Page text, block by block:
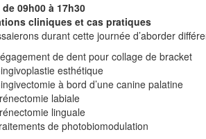
09h00 à 17h30
cliniques et cas pratiques
durant cette journée d’aborder
de dent pour collage de bracket
esthétique
à bord d’une canine palatine
labiale
linguale
de photobiomodulation